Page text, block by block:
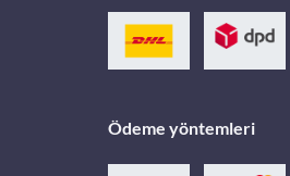
Ödeme yöntemleri